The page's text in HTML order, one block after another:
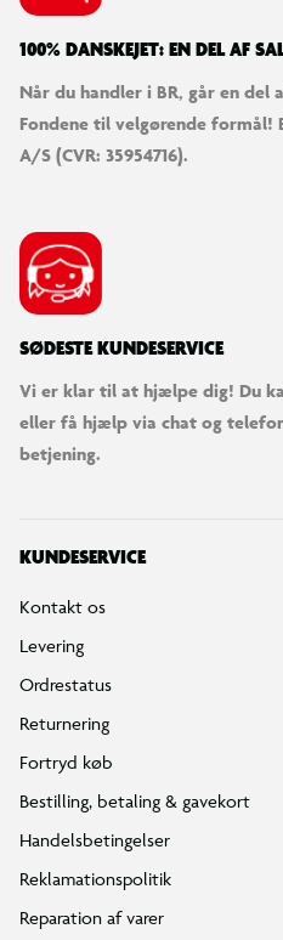
100% DANSKEJET: EN DEL AF
Når du handler i BR, går en del
Fondene til velgørende formål!
A/S (CVR: 35954716).
SØDESTE KUNDESERVICE
Vi er klar til at hjælpe dig! Du
eller få hjælp via chat og
betjening.
KUNDESERVICE
Kontakt os
Levering
Ordrestatus
Returnering
Fortryd køb
Bestilling, betaling & gavekort
Handelsbetingelser
Reklamationspolitik
Reparation af varer